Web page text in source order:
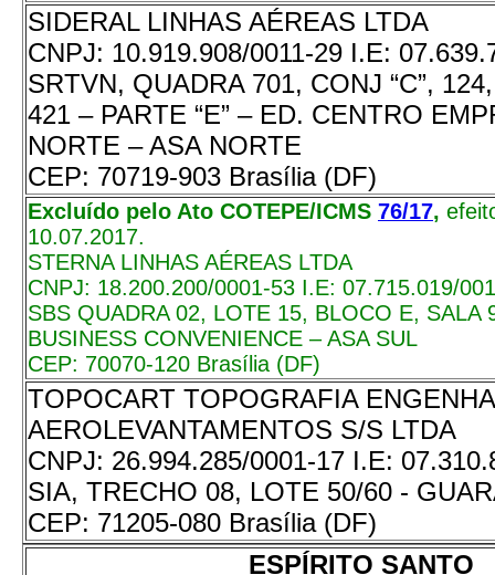
SIDERAL LINHAS AÉREAS LTDA
CNPJ: 10.919.908/0011-29 I.E:
SRTVN, QUADRA 701, CONJ “C”,
421 – PARTE “E” – ED. CENTRO
NORTE – ASA NORTE
CEP: 70719-903 Brasília (DF)
Excluído pelo Ato COTEPE/ICMS 76/17,
10.07.2017.
STERNA LINHAS AÉREAS LTDA
CNPJ: 18.200.200/0001-53 I.E: 07.715.019/
SBS QUADRA 02, LOTE 15, BLOCO E, SALA
BUSINESS CONVENIENCE – ASA SUL
CEP: 70070-120 Brasília (DF)
TOPOCART TOPOGRAFIA
AEROLEVANTAMENTOS S/S LTDA
CNPJ: 26.994.285/0001-17 I.E:
SIA, TRECHO 08, LOTE 50/60 -
CEP: 71205-080 Brasília (DF)
ESPÍRITO SANTO